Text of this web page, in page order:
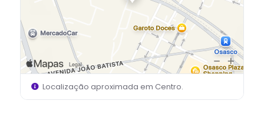
Localização aproximada em Centro.